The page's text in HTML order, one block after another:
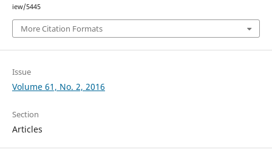
iew/5445
More Citation Formats
Issue
Volume 61, No. 2, 2016
Section
Articles